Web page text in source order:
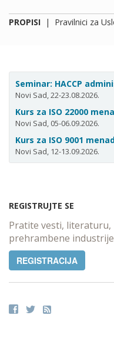
PROPISI | Pravilnici za
Seminar: HACCP
Novi Sad, 22-23.08.2026.
Kurs za ISO 22000
Novi Sad, 05-06.09.2026.
Kurs za ISO 9001
Novi Sad, 12-13.09.2026.
REGISTRUJTE SE
Pratite vesti,
prehrambene
REGISTRACIJA